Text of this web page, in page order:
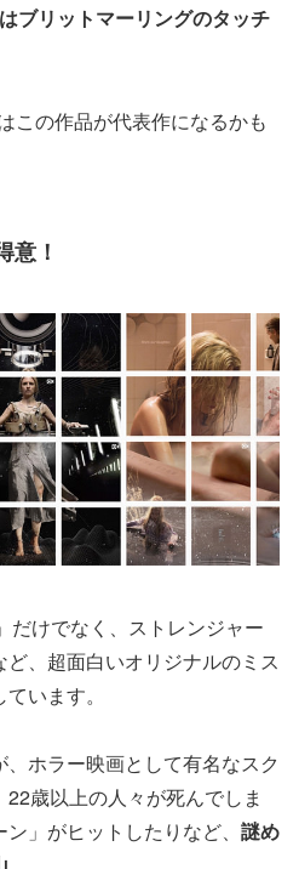
ブリットマーリングのタッチ
この作品が代表作になるかも
意！
だけでなく、ストレンジャー
、超面白いオリジナルのミス
います。
ホラー映画として有名なスク
歳以上の人々が死んでしま
」がヒットしたりなど、 謎め